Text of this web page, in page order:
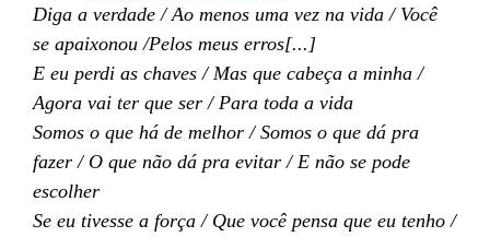
Diga a verdade / Ao menos uma vez na vida / Você
se apaixonou /Pelos meus erros[...]
E eu perdi as chaves / Mas que cabeça a minha /
Agora vai ter que ser / Para toda a vida
Somos o que há de melhor / Somos o que dá pra
fazer / O que não dá pra evitar / E não se pode
escolher
Se eu tivesse a força / Que você pensa que eu tenho /